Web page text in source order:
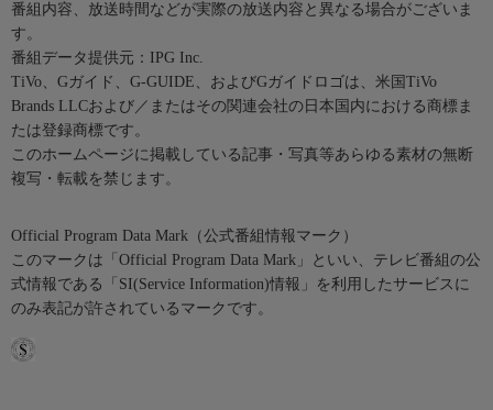
番組内容、放送時間などが実際の放送内容と異なる場合がございま
す。
番組データ提供元：IPG Inc.
TiVo、Gガイド、G-GUIDE、およびGガイドロゴは、米国TiVo
Brands LLCおよび／またはその関連会社の日本国内における商標ま
たは登録商標です。
このホームページに掲載している記事・写真等あらゆる素材の無断
複写・転載を禁じます。
Official Program Data Mark（公式番組情報マーク）
このマークは「Official Program Data Mark」といい、テレビ番組の公
式情報である「SI(Service Information)情報」を利用したサービスに
のみ表記が許されているマークです。